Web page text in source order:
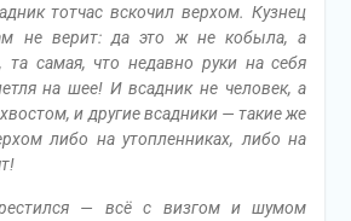
тотчас вскочил верхом. Кузнец
не верит: да это ж не кобыла, а
та самая, что недавно руки на себя
на шее! И всадник не человек, а
и другие всадники — такие же
либо на утопленниках, либо на
— всё с визгом и шумом